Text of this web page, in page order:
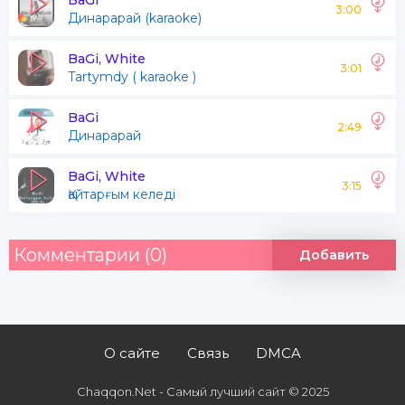
Динарарай (karaoke)
3:00
BaGi, White
Tartymdy ( karaoke )
3:01
BaGi
Динарарай
2:49
BaGi, White
Қайтарғым келеді
3:15
Комментарии (0) Добавить
О сайте Связь DMCA
Chaqqon.Net - Самый лучший сайт © 2025